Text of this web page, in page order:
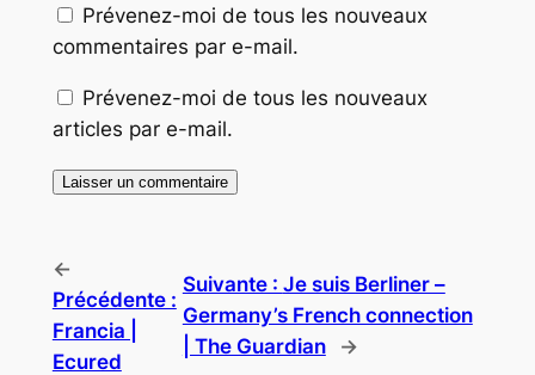
Prévenez-moi de tous les nouveaux
commentaires par e-mail.
Prévenez-moi de tous les nouveaux
articles par e-mail.
←
Précédente :
Francia |
Ecured
Suivante : Je suis Berliner –
Germany’s French connection
| The Guardian
→